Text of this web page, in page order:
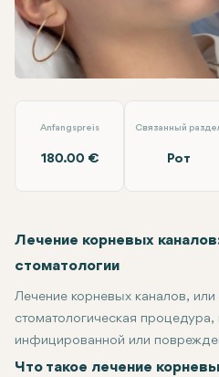
Anfangspreis
180.00 €
Связанный
Рот
Лечение корневых
стоматологии
Лечение корневых каналов,
стоматологическая
инфицированной или
части зуба от удаления. Многие
Что такое лечение